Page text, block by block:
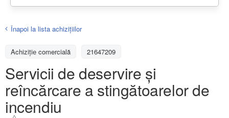
Înapoi la lista achiziţiilor
Achizițiе comercială 21647209
Servicii de deservire și
reîncărcare a stingătoarelor de
incendiu